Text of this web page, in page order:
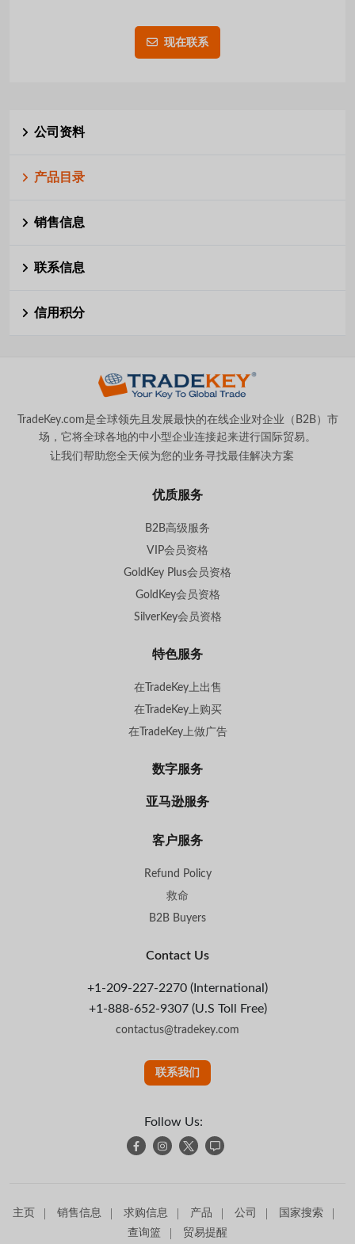
现在联系
公司资料
产品目录
销售信息
联系信息
信用积分
TradeKey.com是全球领先且发展最快的在线企业对企业（B2B）市
场，它将全球各地的中小型企业连接起来进行国际贸易。
让我们帮助您全天候为您的业务寻找最佳解决方案
优质服务
B2B高级服务
VIP会员资格
GoldKey Plus会员资格
GoldKey会员资格
SilverKey会员资格
特色服务
在TradeKey上出售
在TradeKey上购买
在TradeKey上做广告
数字服务
亚马逊服务
客户服务
Refund Policy
救命
B2B Buyers
Contact Us
+1-209-227-2270 (International)
+1-888-652-9307 (U.S Toll Free)
contactus@tradekey.com
联系我们
Follow Us:
主页 销售信息 求购信息 产品 公司
国家搜索
查询篮
贸易提醒